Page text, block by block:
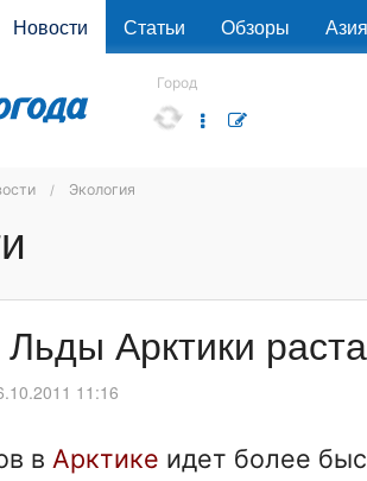
Новости Статьи Обзоры Азия
Город
Экология
Арктики
11:16
в Арктике идет более